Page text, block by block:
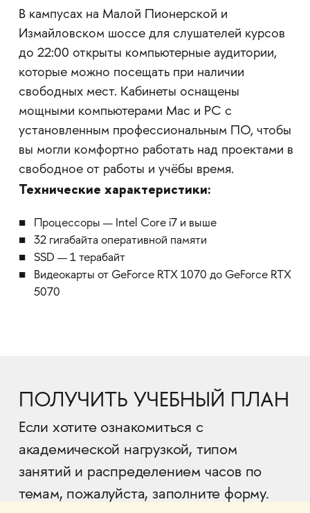
В кампусах на Малой Пионерской и
Измайловском шоссе для слушателей курсов
до 22:00 открыты компьютерные аудитории,
которые можно посещать при наличии
свободных мест. Кабинеты оснащены
мощными компьютерами Mac и PC с
установленным профессиональным ПО, чтобы
вы могли комфортно работать над проектами в
свободное от работы и учёбы время.
Технические характеристики:
Процессоры — Intel Core i7 и выше
32 гигабайта оперативной памяти
SSD — 1 терабайт
Видеокарты от GeForce RTX 1070 до GeForce RTX
5070
ПОЛУЧИТЬ УЧЕБНЫЙ ПЛАН
Если хотите ознакомиться с
академической нагрузкой, типом
занятий и распределением часов по
темам, пожалуйста, заполните форму.